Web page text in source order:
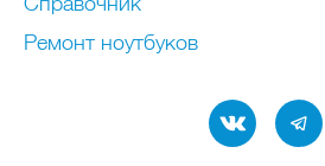
Ремонт нoутбуков